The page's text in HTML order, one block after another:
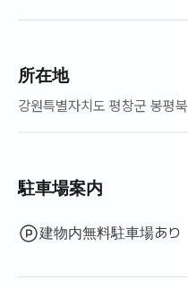
所在地
강원특별자치도 평창군 봉평
駐車場案内
建物内無料駐車場あり